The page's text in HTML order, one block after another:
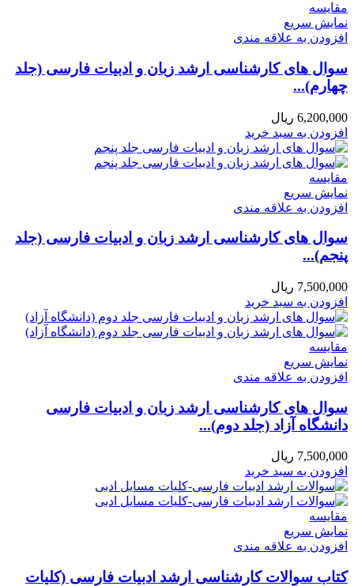
مقايسه
نمایش سریع
افزودن به علاقه مندی
سوال های کارشناسی ارشد زبان و ادبیات فارسی (جلد
چهارم)...
6,200,000 ریال
افزودن به سبد خرید
مقايسه
نمایش سریع
افزودن به علاقه مندی
سوال های کارشناسی ارشد زبان و ادبیات فارسی (جلد
پنجم)...
7,500,000 ریال
افزودن به سبد خرید
مقايسه
نمایش سریع
افزودن به علاقه مندی
سوال های کارشناسی ارشد زبان و ادبیات فارسی
دانشگاه آزاد (جلد دوم)...
7,500,000 ریال
افزودن به سبد خرید
مقايسه
نمایش سریع
افزودن به علاقه مندی
کتاب سوالات کارشناسی ارشد ادبیات فارسی (کلیات